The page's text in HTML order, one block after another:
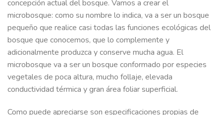
concepción actual del bosque. Vamos a crear el
microbosque: como su nombre lo indica, va a ser un bosque
pequeño que realice casi todas las funciones ecológicas del
bosque que conocemos, que lo complemente y
adicionalmente produzca y conserve mucha agua. El
microbosque va a ser un bosque conformado por especies
vegetales de poca altura, mucho follaje, elevada
conductividad térmica y gran área foliar superficial.
Como puede apreciarse son especificaciones propias de